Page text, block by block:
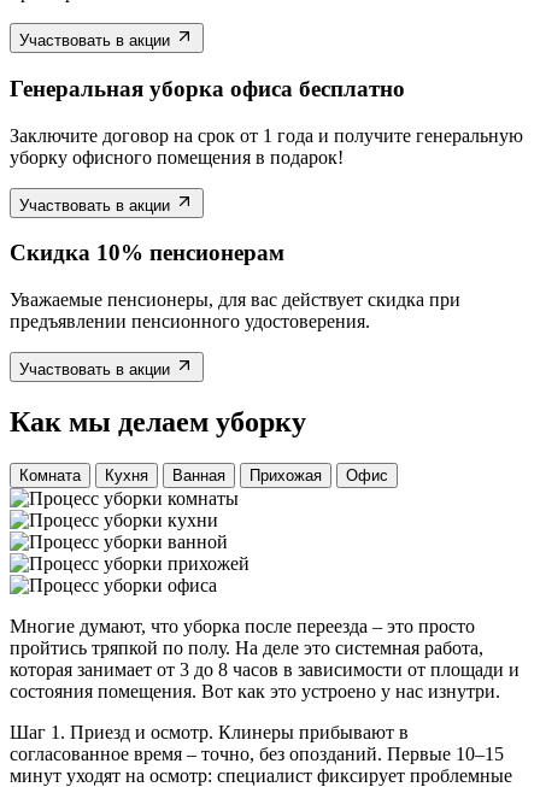
Участвовать в акции
Генеральная уборка офиса бесплатно
Заключите договор на срок от 1 года и получите генеральную
уборку офисного помещения в подарок!
Участвовать в акции
Скидка 10% пенсионерам
Уважаемые пенсионеры, для вас действует скидка при
предъявлении пенсионного удостоверения.
Участвовать в акции
Как мы делаем уборку
Комната Кухня Ванная Прихожая Офис
Многие думают, что уборка после переезда – это просто
пройтись тряпкой по полу. На деле это системная работа,
которая занимает от 3 до 8 часов в зависимости от площади и
состояния помещения. Вот как это устроено у нас изнутри.
Шаг 1. Приезд и осмотр. Клинеры прибывают в
согласованное время – точно, без опозданий. Первые 10–15
минут уходят на осмотр: специалист фиксирует проблемные